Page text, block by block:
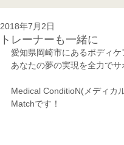
トレーナーも一緒に
2018年7月2日
愛知県岡崎市にあるボディケ
あなたの夢の実現を全力でサ
Medical ConditioN(メディカ
Matchです！